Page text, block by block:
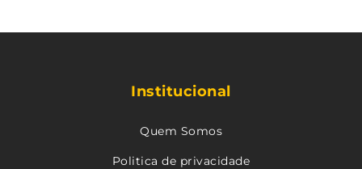
Institucional
Quem Somos
Politica de privacidade